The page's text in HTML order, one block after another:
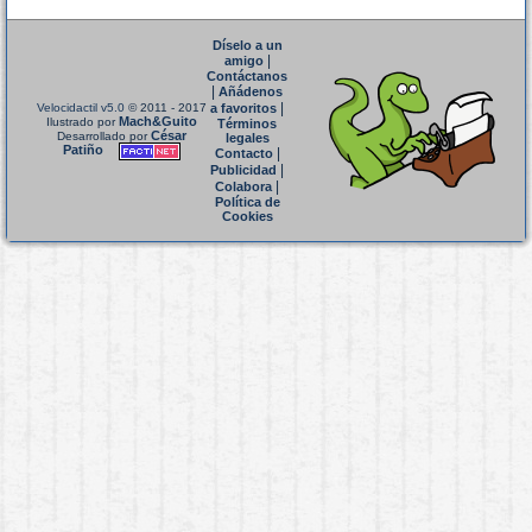
Velocidactil v5.0 © 2011 - 2017
Ilustrado porMach&Guito
Desarrollado porCésar
Patiño
Díselo a un
amigo|
Contáctanos
Añádenos
a favoritos
Términos
legales
Contacto|
Publicidad
Colabora|
Política de
Cookies